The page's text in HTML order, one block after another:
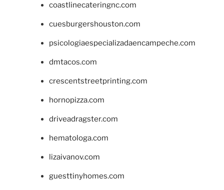
coastlinecateringnc.com
cuesburgershouston.com
psicologiaespecializadaencampeche.com
dmtacos.com
crescentstreetprinting.com
hornopizza.com
driveadragster.com
hematologa.com
lizaivanov.com
guesttinyhomes.com